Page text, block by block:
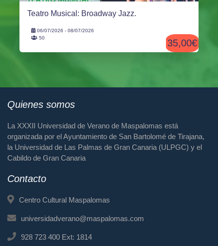
Teatro Musical: Broadway Jazz.
06/07/2026 - 08/07/2026
50
35,00€
Quienes somos
La XXXII Universidad de Verano de Maspalomas está
organizada por el Ayuntamiento de San Bartolomé de Tirajana,
la Universidad de Las Palmas de Gran Canaria (ULPGC) y el
Cabildo de Gran Canaria
Contacto
Centro Cultural Maspalomas
universidadverano@maspalomas.com
928 723 400 Ext: 1814